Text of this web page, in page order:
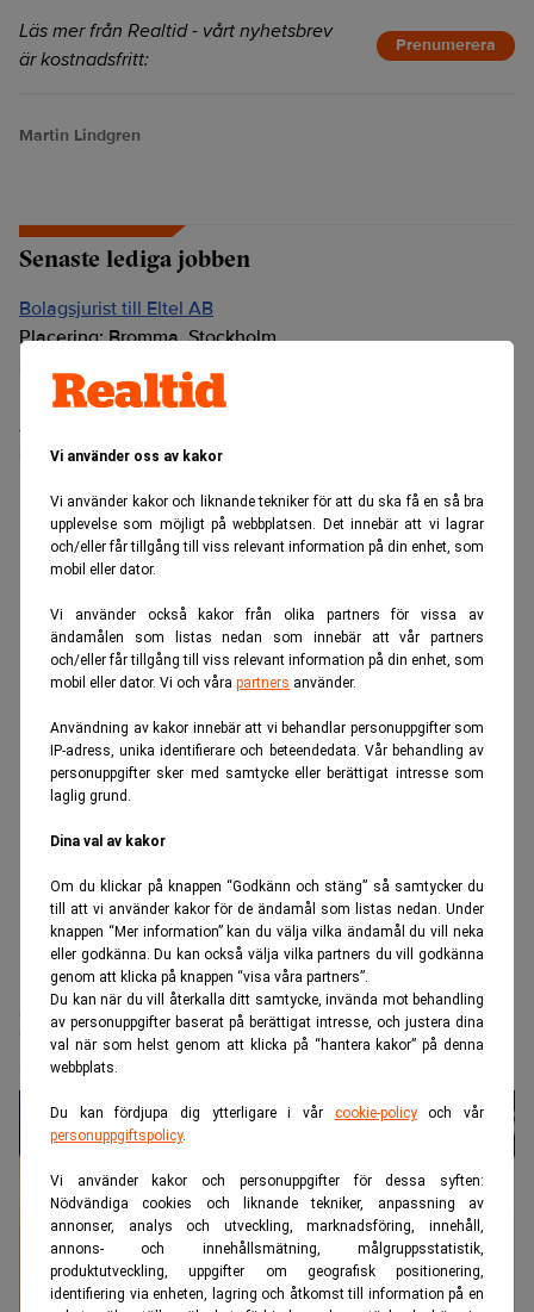
Vi använder oss av kakor
Vi använder kakor och liknande tekniker för att du ska få en så bra
upplevelse som möjligt på webbplatsen. Det innebär att vi lagrar
och/eller får tillgång till viss relevant information på din enhet, som
mobil eller dator.
Vi använder också kakor från olika partners för vissa av
ändamålen som listas nedan som innebär att vår partners
och/eller får tillgång till viss relevant information på din enhet, som
mobil eller dator. Vi och våra partners använder.
Användning av kakor innebär att vi behandlar personuppgifter som
IP-adress, unika identifierare och beteendedata. Vår behandling av
personuppgifter sker med samtycke eller berättigat intresse som
laglig grund.
Dina val av kakor
Om du klickar på knappen “Godkänn och stäng” så samtycker du
till att vi använder kakor för de ändamål som listas nedan. Under
knappen “Mer information” kan du välja vilka ändamål du vill neka
eller godkänna. Du kan också välja vilka partners du vill godkänna
genom att klicka på knappen “visa våra partners”.
Du kan när du vill återkalla ditt samtycke, invända mot behandling
av personuppgifter baserat på berättigat intresse, och justera dina
val när som helst genom att klicka på “hantera kakor” på denna
webbplats.
Du kan fördjupa dig ytterligare i vår cookie-policyoch vår
personuppgiftspolicy.
Vi använder kakor och personuppgifter för dessa syften:
Nödvändiga cookies och liknande tekniker, anpassning av
annonser, analys och utveckling, marknadsföring, innehåll,
annons- och innehållsmätning, målgruppsstatistik,
produktutveckling, uppgifter om geografisk positionering,
identifiering via enheten, lagring och åtkomst till information på en
Läs mer från Realtid - vårt nyhetsbrev
är kostnadsfritt:
Prenumerera
Martin Lindgren
Senaste lediga jobben
Bolagsjurist till Eltel AB
Placering:Bromma, Stockholm
Sista ansökningsdag:
Sista ansökningsdag:13/06/2026
ANNONS
Realtid.se Bank & Fintech
Bankerna gör jättevinster – tack vare
SpaceX